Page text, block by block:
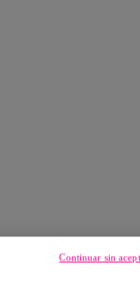
Continuar sin